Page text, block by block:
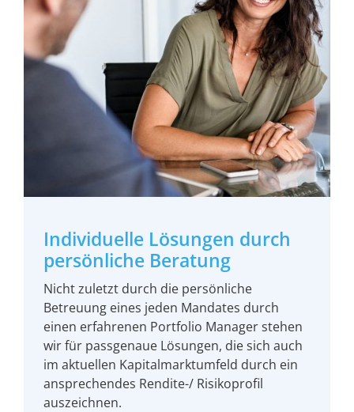
Individuelle Lösungen durch
persönliche Beratung
Nicht zuletzt durch die persönliche
Betreuung eines jeden Mandates durch
einen erfahrenen Portfolio Manager stehen
wir für passgenaue Lösungen, die sich auch
im aktuellen Kapitalmarktumfeld durch ein
ansprechendes Rendite-/ Risikoprofil
auszeichnen.